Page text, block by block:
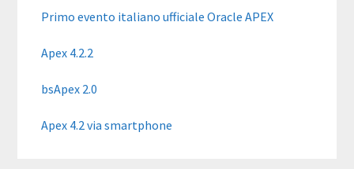
Primo evento italiano ufficiale Oracle APEX
Apex 4.2.2
bsApex 2.0
Apex 4.2 via smartphone